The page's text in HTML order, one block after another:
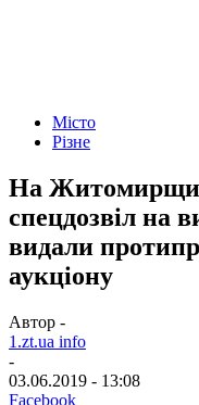
Місто
Різне
На
спецдозвіл на
видали
аукціону
Автор -
1.zt.ua info
-
03.06.2019 - 13:08
Facebook